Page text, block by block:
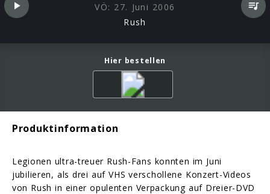
VÖ: 27. Juni 2006
Rush
Hier bestellen
Produktinformation
Legionen ultra-treuer Rush-Fans konnten im Juni
jubilieren, als drei auf VHS verschollene Konzert-Videos
von Rush in einer opulenten Verpackung auf Dreier-DVD